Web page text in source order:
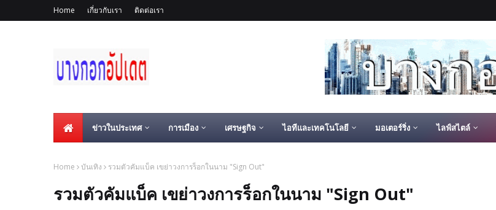
Home เกี่ยวกับเรา ติดต่อเรา
ข่าวในประเทศ การเมือง เศรษฐกิจ ไอทีและเทคโนโลยี มอเตอร์ริ่ง ไลฟ์สไตล์
Home บันเทิง รวมตัวคัมแบ็ค​ เขย่าวงการร็อกในนาม​ "Sign Out"
รวมตัวคัมแบ็ค​ เขย่าวงการร็อกในนาม​ "Sign Out"